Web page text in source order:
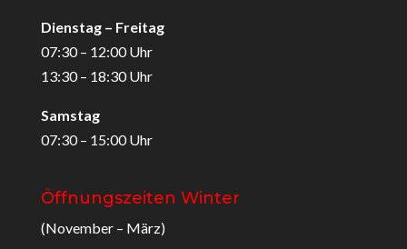
Dienstag – Freitag
07:30 – 12:00 Uhr
13:30 – 18:30 Uhr
Samstag
07:30 – 15:00 Uhr
Öffnungszeiten Winter
(November – März)